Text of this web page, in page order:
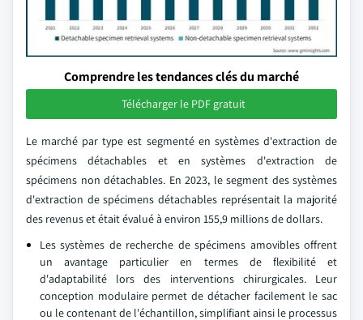
Comprendre les tendances clés du marché
Télécharger le PDF gratuit
Le marché par type est segmenté en systèmes d'extraction de
spécimens détachables et en systèmes d'extraction de
spécimens non détachables. En 2023, le segment des systèmes
d'extraction de spécimens détachables représentait la majorité
des revenus et était évalué à environ 155,9 millions de dollars.
Les systèmes de recherche de spécimens amovibles offrent
un avantage particulier en termes de flexibilité et
d'adaptabilité lors des interventions chirurgicales. Leur
conception modulaire permet de détacher facilement le sac
ou le contenant de l'échantillon, simplifiant ainsi le processus